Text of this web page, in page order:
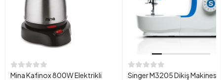
Mina Kafinox 800W Elektrikli
Singer M3205 Dikiş Makinesi